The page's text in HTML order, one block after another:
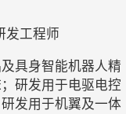
发工程师
具身智能机器人精
研发用于电驱电控
发用于机翼及一体